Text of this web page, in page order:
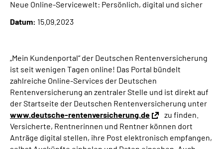
Online-Services
Leichte Sprache
Suche
Neue Online-Servicewelt: Persönlich, digital und sicher
Datum: 15.09.2023
„Mein Kundenportal“ der Deutschen Rentenversicherung
ist seit wenigen Tagen online! Das Portal bündelt
zahlreiche Online-Services der Deutschen
Rentenversicherung an zentraler Stelle und ist direkt auf
der Startseite der Deutschen Rentenversicherung unter
www.deutsche-rentenversicherung.de
zu finden.
Versicherte, Rentnerinnen und Rentner können dort
Anträge digital stellen, ihre Post elektronisch empfangen,